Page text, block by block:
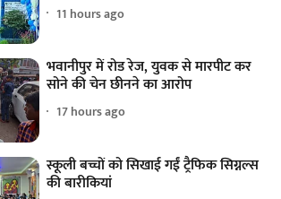
11 hours ago
भवानीपुर में रोड रेज, युवक से मारपीट कर
सोने की चेन छीनने का आरोप
17 hours ago
स्कूली बच्चों को सिखाई गईं ट्रैफिक सिग्नल्स
की बारीकियां